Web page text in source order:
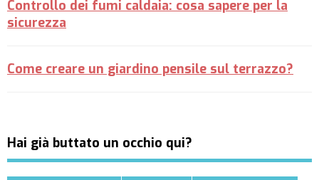
Controllo dei fumi caldaia: cosa sapere per la
sicurezza
Come creare un giardino pensile sul terrazzo?
Hai già buttato un occhio qui?